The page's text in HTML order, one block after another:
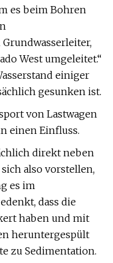
es beim Bohren
West umgeleitet.“
einiger
gesunken ist.
von Lastwagen
einen Einfluss.
direkt neben
also vorstellen,
es im
dass die
haben und mit
heruntergespült
zu Sedimentation.